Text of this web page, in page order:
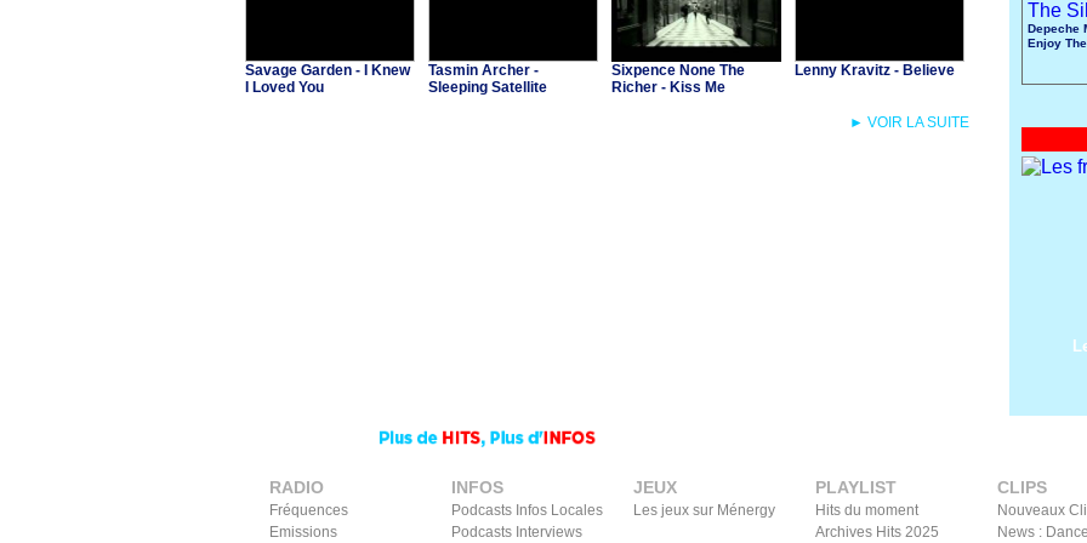
Savage Garden - I Knew
I Loved You
Tasmin Archer -
Sleeping Satellite
Sixpence None The
Richer - Kiss Me
Lenny Kravitz - Believe
► VOIR LA SUITE
Depeche
Enjoy
RADIO
Fréquences
Emissions
INFOS
Podcasts Infos Locales
Podcasts Interviews
JEUX
Les jeux sur Ménergy
PLAYLIST
Hits du moment
Archives Hits 2025
CLIPS
Nouveaux
News :